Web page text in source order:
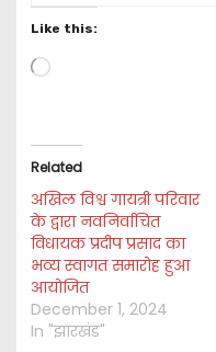
Like this:
L
i
n
g
…
Related
अखिल विश्व गायत्री परिवार
के द्वारा नवनिर्वाचित
विधायक प्रदीप प्रसाद का
भव्य स्वागत समारोह हुआ
आयोजित
December 1, 2024
In "झारखंड"